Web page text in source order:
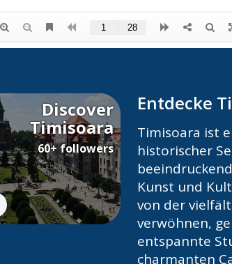
Discover
Timisoara
60+ followers
Entdecke
Timisoara ist
historischer
Kunst und
von der
verwöhnen,
entspannte
charmanten